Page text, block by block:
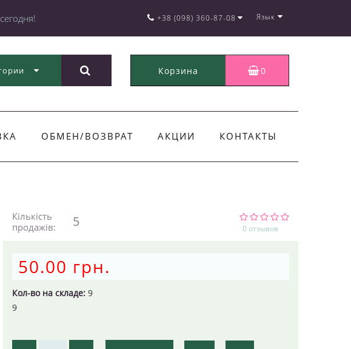
+38 (098) 360-87-08 Язык
Корзина 0
ОБМЕН/ВОЗВРАТ АКЦИИ КОНТАКТЫ
Кількість
продажів:
5 0 отзывов
50.00 грн.
Кол-во на складе:9
9